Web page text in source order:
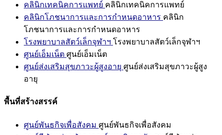
คลินิกเทคนิคการแพทย์ คลินิกเทคนิคการแพทย์
คลินิกโภชนาการและการกำหนดอาหาร คลินิก
โภชนาการและการกำหนดอาหาร
โรงพยาบาลสัตว์เล็กจุฬาฯ โรงพยาบาลสัตว์เล็กจุฬาฯ
ศูนย์เอ็มเน็ต ศูนย์เอ็มเน็ต
ศูนย์ส่งเสริมสุขภาวะผู้สูงอายุ ศูนย์ส่งเสริมสุขภาวะผู้สูง
อายุ
พื้นที่สร้างสรรค์
ศูนย์พันธกิจเพื่อสังคม ศูนย์พันธกิจเพื่อสังคม